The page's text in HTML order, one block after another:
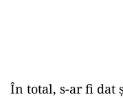
În total, s-ar fi dat